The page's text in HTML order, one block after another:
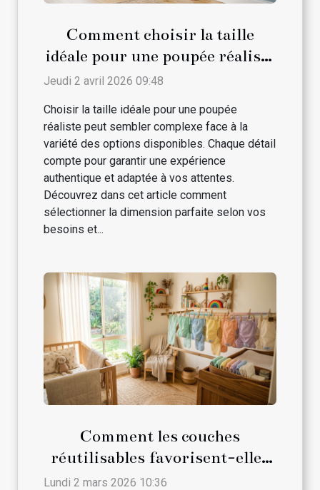
Comment choisir la taille
idéale pour une poupée réaliste
?
Jeudi 2 avril 2026 09:48
Choisir la taille idéale pour une poupée
réaliste peut sembler complexe face à la
variété des options disponibles. Chaque détail
compte pour garantir une expérience
authentique et adaptée à vos attentes.
Découvrez dans cet article comment
sélectionner la dimension parfaite selon vos
besoins et...
Comment les couches
réutilisables favorisent-elles
le développement durable ?
Lundi 2 mars 2026 10:36